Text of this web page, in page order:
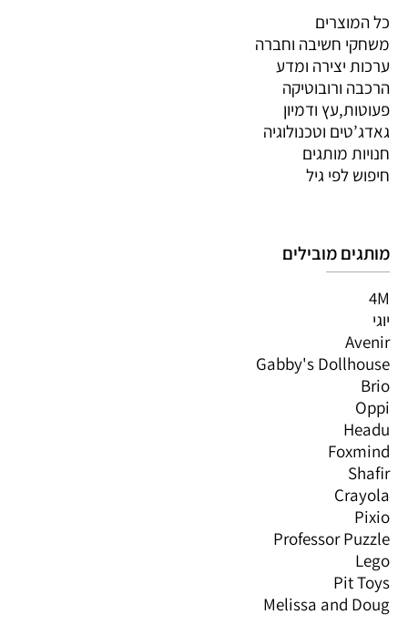
כל המוצרים
משחקי חשיבה וחברה
ערכות יצירה ומדע
הרכבה ורובוטיקה
פעוטות,עץ ודמיון
גאדג’טים וטכנולוגיה
חנויות מותגים
חיפוש לפי גיל
מותגים מובילים
4M
יוגי
Avenir
Gabby's Dollhouse
Brio
Oppi
Headu
Foxmind
Shafir
Crayola
Pixio
Professor Puzzle
Lego
Pit Toys
Melissa and Doug